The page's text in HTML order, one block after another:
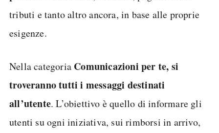
tributi e tanto altro ancora, in base alle proprie
esigenze.
Nella categoria Comunicazioni per te, si
troveranno tutti i messaggi destinati
all’utente. L’obiettivo è quello di informare gli
utenti su ogni iniziativa, sui rimborsi in arrivo,